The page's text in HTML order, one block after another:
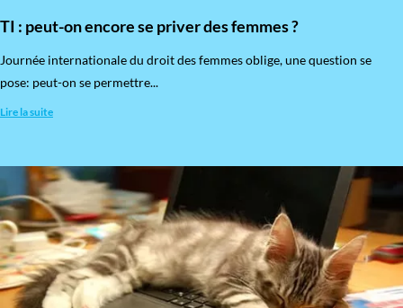
TI : peut-on encore se priver des femmes ?
​Journée internationale du droit des femmes oblige, une question se
pose: peut-on se permettre...
Lire la suite